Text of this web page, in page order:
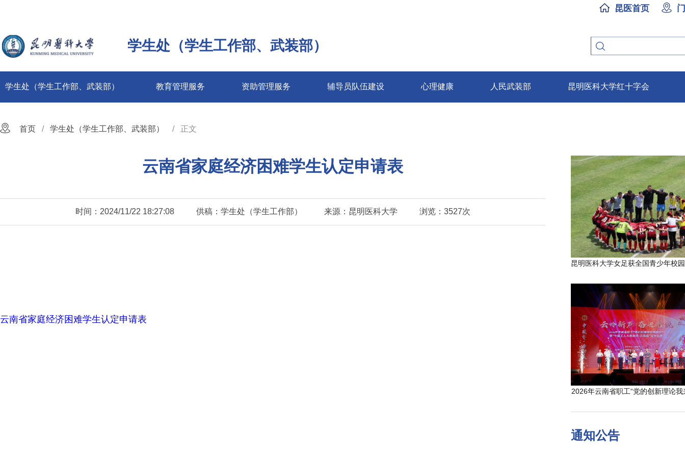
昆医首页
学生处（学生工作部、武装部）
学生处（学生工作部、武装部） 教育管理服务 资助管理服务 辅导员队伍建设 心理健康 人民武装部 昆明医科大学红十字会
首页 学生处（学生工作部、武装部） 正文
云南省家庭经济困难学生认定申请表
时间：2024/11/22 18:27:08 供稿：学生处（学生工作部） 来源：昆明医科大学 浏览：3527次
云南省家庭经济困难学生认定申请表
2026年云南省职工“党的创新理论我
通知公告